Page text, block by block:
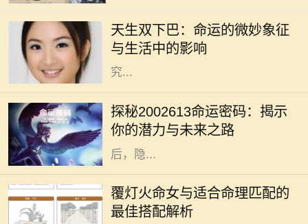
天生双下巴：命运的微妙象征
与生活中的影响
先注意到的特点之一。双下巴，作为
一种常见的面部特征，通常被视作审
美上的“瑕疵”。然而，天生双下巴
究...
探秘2002613命运密码：揭示
你的潜力与未来之路
在中国传统命理学中，数字常常承载
着深厚的文化象征与个人命运的微妙
联系。今天我们将要探讨的数字是
2002613，这个单一的数字组合背
后，隐...
覆灯火命女与适合命理匹配的
最佳搭配解析
在中国传统命理学中，命理之间的配
合常常决定了一个人的运势与生活发
展。而覆灯火命女作为独特的命理类
型，其性格特征、人生观念和价值观